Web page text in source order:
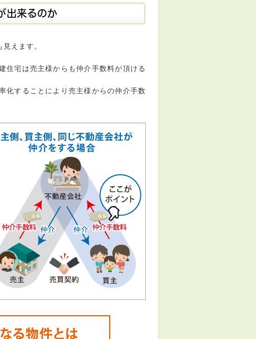
出来るのか
えます。
住宅は売主様からも仲介手数料が頂ける
化することにより売主様からの仲介手数